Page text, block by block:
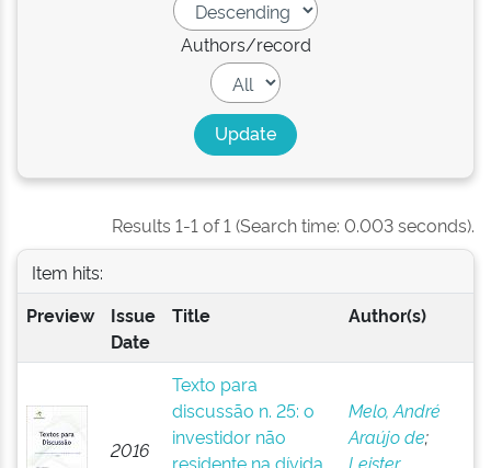
Authors/record
Results 1-1 of 1 (Search time: 0.003 seconds).
Item hits:
Preview
Issue
Date
Title Author(s)
2016
Texto para
discussão n. 25: o
investidor não
residente na dívida
Melo, André
Araújo de;
Leister,